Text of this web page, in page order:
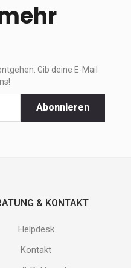
Gib deine E-Mail
Abonnieren
& KONTAKT
Helpdesk
Kontakt